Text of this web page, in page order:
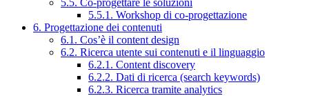
5.5. Co-progettare le soluzioni
5.5.1. Workshop di co-progettazione
6. Progettazione dei contenuti
6.1. Cos’è il content design
6.2. Ricerca utente sui contenuti e il linguaggio
6.2.1. Content discovery
6.2.2. Dati di ricerca (search keywords)
6.2.3. Ricerca tramite analytics